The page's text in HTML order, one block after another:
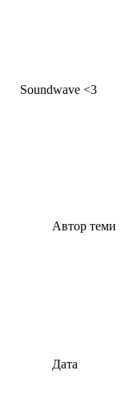
Soundwave <3
Автор теми
Дата